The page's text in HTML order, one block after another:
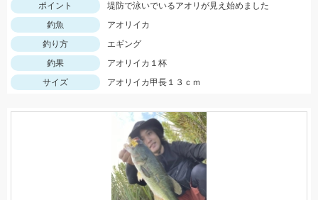
ポイント
堤防で泳いでいるアオリが見え始めました
釣魚
アオリイカ
釣り方
エギング
釣果
アオリイカ１杯
サイズ
アオリイカ甲長１３ｃｍ